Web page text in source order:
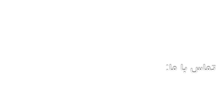
تماس با ما: